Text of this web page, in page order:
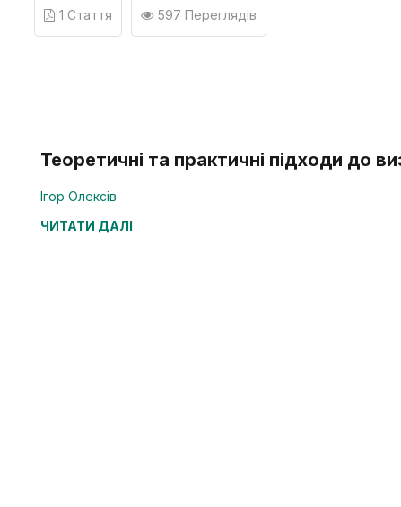
1 Стаття 597 Переглядів
Теоретичні та практичні підходи до
Ігор Олексів
ЧИТАТИ ДАЛІ